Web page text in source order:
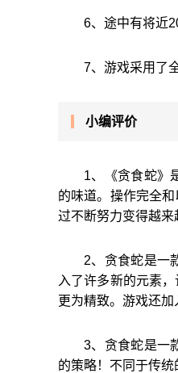
6、途中有将近
7、游戏采用了
小编评价
1、《贪食蛇》
的味道。操作完全
过不断努力变得越
2、贪食蛇是一
入了许多新的元素
更为精致。游戏还
3、贪食蛇是一
的策略！不同于传